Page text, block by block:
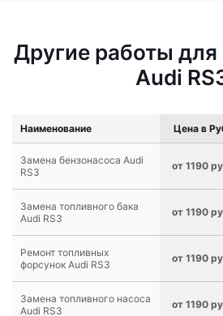
Другие работы
Audi
Наименование Цена в
Замена бензонасоса Audi
RS3
от 1190
Замена топливного бака
Audi RS3
от 1190
Ремонт топливных
форсунок Audi RS3
от 1190
Замена топливного насоса
Audi RS3
от 1190